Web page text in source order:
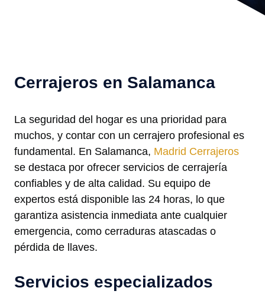
Cerrajeros en Salamanca
La seguridad del hogar es una prioridad para
muchos, y contar con un cerrajero profesional es
fundamental. En Salamanca, Madrid Cerrajeros
se destaca por ofrecer servicios de cerrajería
confiables y de alta calidad. Su equipo de
expertos está disponible las 24 horas, lo que
garantiza asistencia inmediata ante cualquier
emergencia, como cerraduras atascadas o
pérdida de llaves.
Servicios especializados